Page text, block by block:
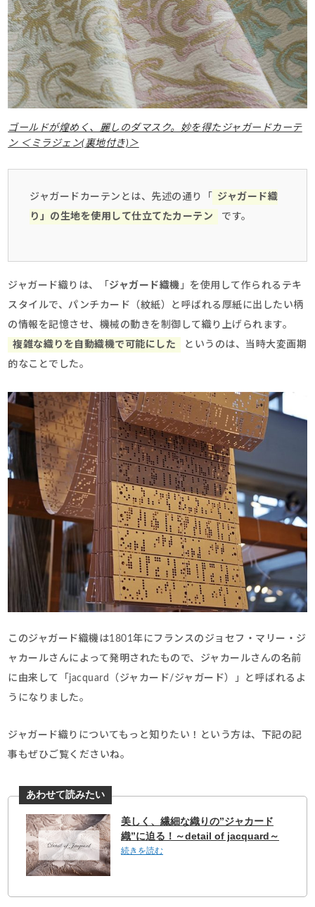
ゴールドが煌めく、麗しのダマスク。妙を得たジャガードカーテ
ン ＜ミラジェン(裏地付き)＞
ジャガードカーテンとは、先述の通り「
ジャガード織
り」の生地を使用して仕立てたカーテン
です。
ジャガード織りは、「 ジャガード織機」を使用して作られるテキ
スタイルで、パンチカード（紋紙）と呼ばれる厚紙に出したい柄
の情報を記憶させ、機械の動きを制御して織り上げられます。
複雑な織りを自動織機で可能にした
というのは、当時大変画期
的なことでした。
このジャガード織機は1801年にフランスのジョセフ・マリー・ジ
ャカールさんによって発明されたもので、ジャカールさんの名前
に由来して「jacquard（ジャカード/ジャガード）」と呼ばれるよ
うになりました。
ジャガード織りについてもっと知りたい！という方は、下記の記
事もぜひご覧くださいね。